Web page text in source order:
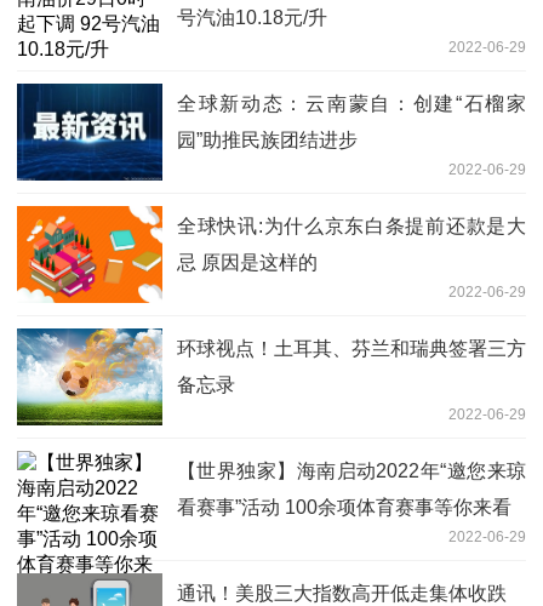
号汽油10.18元/升
2022-06-29
全球新动态：云南蒙自：创建“石榴家
园”助推民族团结进步
2022-06-29
全球快讯:为什么京东白条提前还款是大
忌 原因是这样的
2022-06-29
环球视点！土耳其、芬兰和瑞典签署三方
备忘录
2022-06-29
【世界独家】海南启动2022年“邀您来琼
看赛事”活动 100余项体育赛事等你来看
2022-06-29
通讯！美股三大指数高开低走集体收跌